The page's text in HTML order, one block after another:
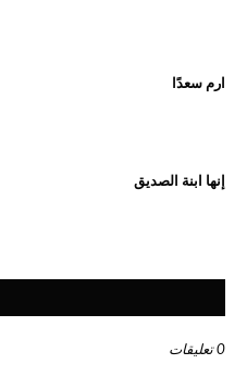
ارم سعدًا
إنها ابنة الصديق
0 تعليقات